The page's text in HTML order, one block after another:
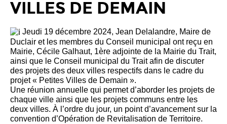
VILLES DE DEMAIN
Jeudi 19 décembre 2024, Jean Delalandre, Maire de
Duclair et les membres du Conseil municipal ont reçu en
Mairie, Cécile Galhaut, 1ère adjointe de la Mairie du Trait,
ainsi que le Conseil municipal du Trait afin de discuter
des projets des deux villes respectifs dans le cadre du
projet « Petites Villes de Demain ».
Une réunion annuelle qui permet d’aborder les projets de
chaque ville ainsi que les projets communs entre les
deux villes. À l’ordre du jour, un point d’avancement sur la
convention d’Opération de Revitalisation de Territoire.